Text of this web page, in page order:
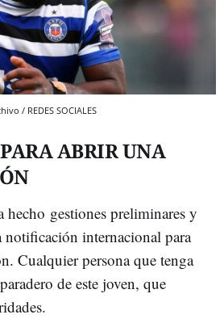
/ REDES SOCIALES
ABRIR UNA
hecho gestiones preliminares y
notificación internacional para
Cualquier persona que tenga
de este joven, que